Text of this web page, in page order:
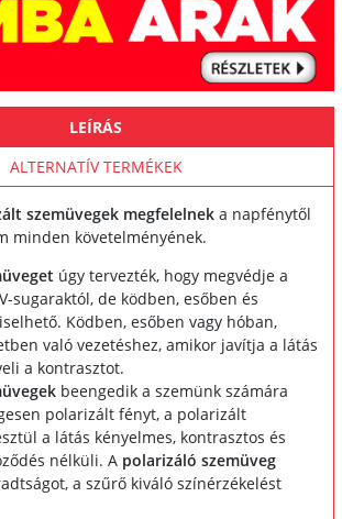
LEÍRÁS
ALTERNATÍV TERMÉKEK
szemüvegek megfelelnek a napfénytől
minden követelményének.
úgy tervezték, hogy megvédje a
sugaraktól, de ködben, esőben és
Ködben, esőben vagy hóban,
való vezetéshez, amikor javítja a látás
a kontrasztot.
beengedik a szemünk számára
polarizált fényt, a polarizált
a látás kényelmes, kontrasztos és
nélküli. A polarizáló szemüveg
a szűrő kiváló színérzékelést